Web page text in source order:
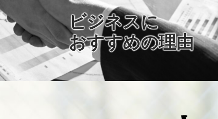
ビジネスに
おすすめの理由